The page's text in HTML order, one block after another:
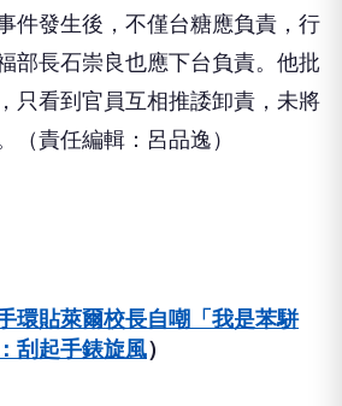
件發生後，不僅台糖應負責，行
部長石崇良也應下台負責。他批
只看到官員互相推諉卸責，未將
（責任編輯：呂品逸）
環貼萊爾校長自嘲「我是苯駢
刮起手錶旋風）